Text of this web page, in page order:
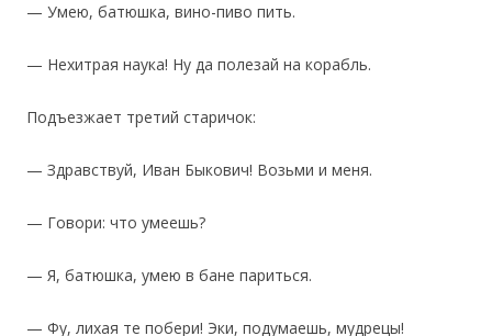
— Умею, батюшка, вино-пиво пить.
— Нехитрая наука! Ну да полезай на корабль.
Подъезжает третий старичок:
— Здравствуй, Иван Быкович! Возьми и меня.
— Говори: что умеешь?
— Я, батюшка, умею в бане париться.
— Фу, лихая те побери! Эки, подумаешь, мудрецы!